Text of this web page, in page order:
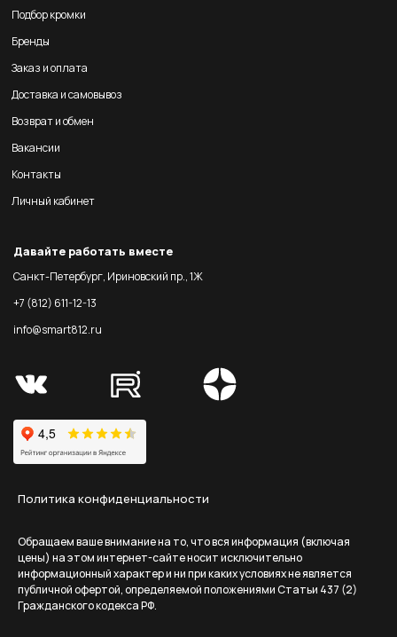
Подбор кромки
Бренды
Заказ и оплата
Доставка и самовывоз
Возврат и обмен
Вакансии
Контакты
Личный кабинет
Давайте работать вместе
Санкт-Петербург, Ириновский пр., 1Ж
+7 (812) 611-12-13
info@smart812.ru
Политика конфиденциальности
Обращаем ваше внимание на то, что вся информация (включая
цены) на этом интернет-сайте носит исключительно
информационный характер и ни при каких условиях не является
публичной офертой, определяемой положениями Статьи 437 (2)
Гражданского кодекса РФ.